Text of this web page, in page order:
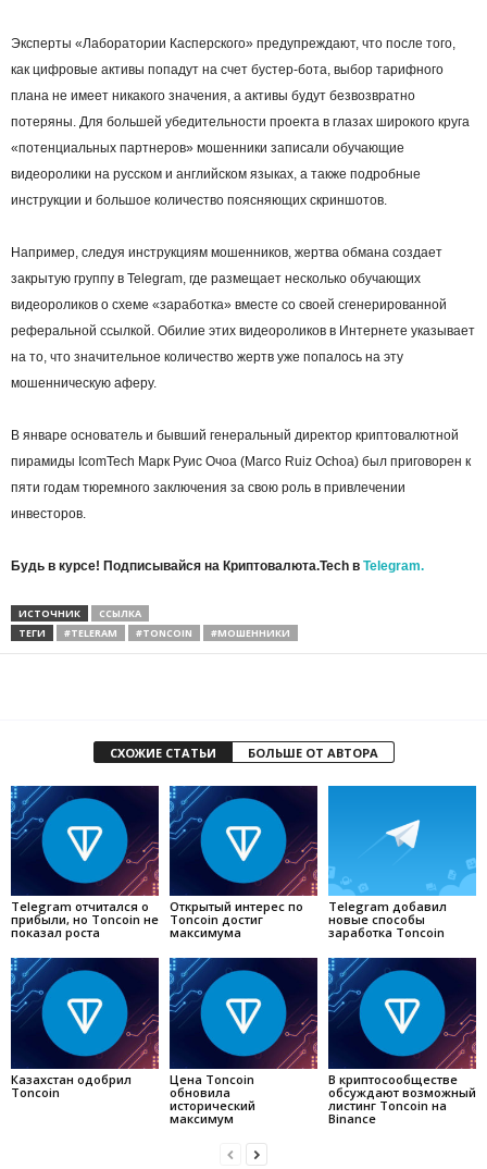
Эксперты «Лаборатории Касперского» предупреждают, что после того,
как цифровые активы попадут на счет бустер-бота, выбор тарифного
плана не имеет никакого значения, а активы будут безвозвратно
потеряны. Для большей убедительности проекта в глазах широкого круга
«потенциальных партнеров» мошенники записали обучающие
видеоролики на русском и английском языках, а также подробные
инструкции и большое количество поясняющих скриншотов.
Например, следуя инструкциям мошенников, жертва обмана создает
закрытую группу в Telegram, где размещает несколько обучающих
видеороликов о схеме «заработка» вместе со своей сгенерированной
реферальной ссылкой. Обилие этих видеороликов в Интернете указывает
на то, что значительное количество жертв уже попалось на эту
мошенническую аферу.
В январе основатель и бывший генеральный директор криптовалютной
пирамиды IcomTech Марк Руис Очоа (Marco Ruiz Ochoa) был приговорен к
пяти годам тюремного заключения за свою роль в привлечении
инвесторов.
Будь в курсе! Подписывайся на Криптовалюта.Tech в Telegram.
ИСТОЧНИК
ССЫЛКА
ТЕГИ
#TELERAM #TONCOIN #МОШЕННИКИ
СХОЖИЕ СТАТЬИ БОЛЬШЕ ОТ АВТОРА
Telegram отчитался о
прибыли, но Toncoin не
показал роста
Открытый интерес по
Toncoin достиг
максимума
Telegram добавил
новые способы
заработка Toncoin
Казахстан одобрил
Toncoin
Цена Toncoin
обновила
исторический
максимум
В криптосообществе
обсуждают возможный
листинг Toncoin на
Binance